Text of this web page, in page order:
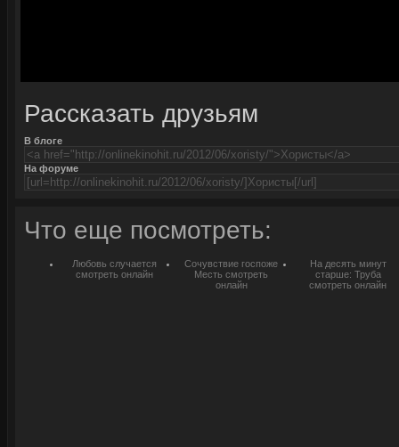
Рассказать друзьям
В блоге
На форуме
Что еще посмотреть:
Любовь случается
смотреть онлайн
Сочувствие госпоже
Месть смотреть
онлайн
На десять минут
старше: Труба
смотреть онлайн